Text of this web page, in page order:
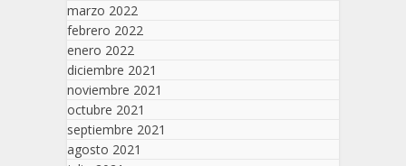
marzo 2022
febrero 2022
enero 2022
diciembre 2021
noviembre 2021
octubre 2021
septiembre 2021
agosto 2021